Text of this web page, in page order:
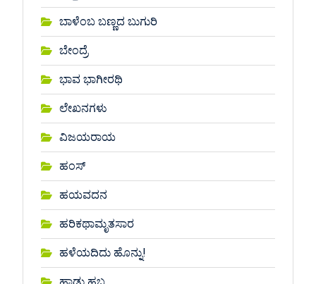
ಬಾಳೆಂಬ ಬಣ್ಣದ ಬುಗುರಿ
ಬೇಂದ್ರೆ
ಭಾವ ಭಾಗೀರಥಿ
ಲೇಖನಗಳು
ವಿಜಯರಾಯ
ಹಂಸ್
ಹಯವದನ
ಹರಿಕಥಾಮೃತಸಾರ
ಹಳೆಯದಿದು ಹೊನ್ನು!